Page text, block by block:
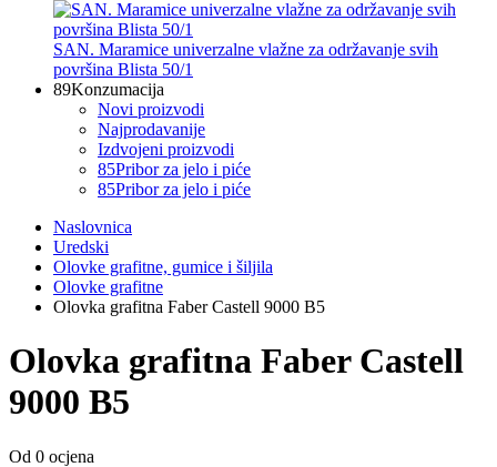
SAN. Maramice univerzalne vlažne za održavanje svih
površina Blista 50/1
89Konzumacija
Novi proizvodi
Najprodavanije
Izdvojeni proizvodi
85Pribor za jelo i piće
85Pribor za jelo i piće
Naslovnica
Uredski
Olovke grafitne, gumice i šiljila
Olovke grafitne
Olovka grafitna Faber Castell 9000 B5
Olovka grafitna Faber Castell
9000 B5
Od 0 ocjena